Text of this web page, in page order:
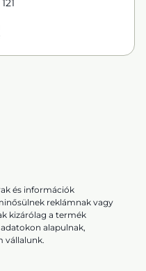
és információk
reklámnak vagy
kizárólag a termék
alapulnak,
vállalunk.